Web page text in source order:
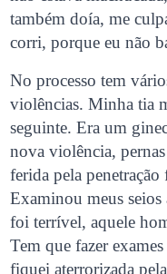
também doía, me
corri, porque eu não
No processo tem
violências. Minha tia
seguinte. Era um
nova violência,
ferida pela penetração
Examinou meus
foi terrível, aquele
Tem que fazer
fiquei aterrorizada